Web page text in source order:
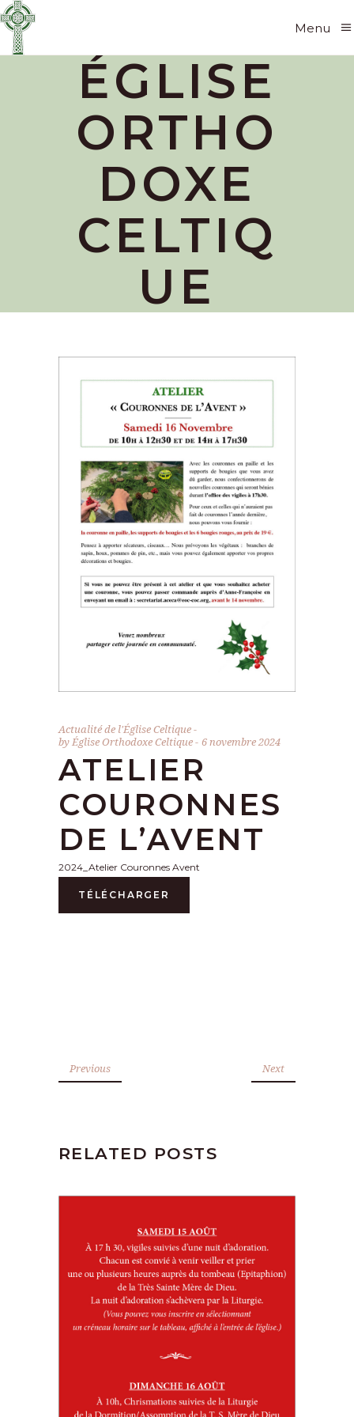
Menu
ÉGLISE
ORTHO
DOXE
CELTIQ
UE
Actualité de l'Église Celtique
byÉglise Orthodoxe Celtique 6 novembre 2024
ATELIER
COURONNES
DE L’AVENT
2024_Atelier Couronnes Avent
TÉLÉCHARGER
Previous Next
RELATED POSTS